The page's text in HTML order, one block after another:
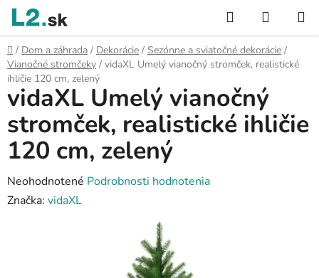
Prejsť
obsah
Hľadať
KOŠÍK
Domov
/ Dom a záhrada / Dekorácie / Sezónne a sviatočné dekorácie /
Vianočné stromčeky / vidaXL Umelý vianočný stromček, realistické
ihličie 120 cm, zelený
vidaXL Umelý vianočný
stromček, realistické ihličie
120 cm, zelený
Priemerné
hodnotenie
Neohodnotené Podrobnosti hodnotenia
Značka: vidaXL